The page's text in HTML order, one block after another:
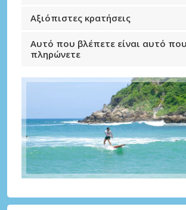
Αξιόπιστες κρατήσεις
Αυτό που βλέπετε είναι αυτό που
πληρώνετε